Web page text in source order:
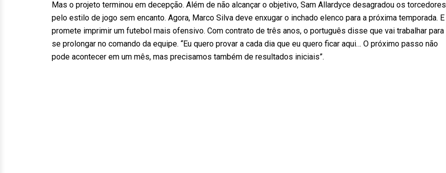
Mas o projeto terminou em decepção. Além de não alcançar o objetivo, Sam Allardyce desagradou os torcedores
pelo estilo de jogo sem encanto. Agora, Marco Silva deve enxugar o inchado elenco para a próxima temporada. E
promete imprimir um futebol mais ofensivo. Com contrato de três anos, o português disse que vai trabalhar para
se prolongar no comando da equipe. “Eu quero provar a cada dia que eu quero ficar aqui… O próximo passo não
pode acontecer em um mês, mas precisamos também de resultados iniciais”.